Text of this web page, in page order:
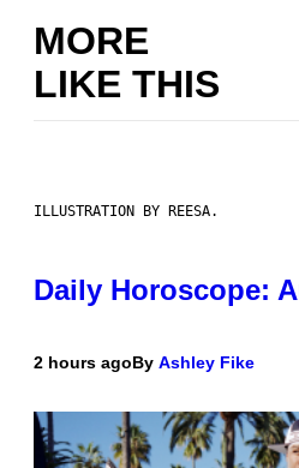
MORE
LIKE THIS
ILLUSTRATION BY REESA.
Daily Horoscope:
2 hours agoBy Ashley Fike